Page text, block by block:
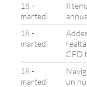
18 -
martedì
Il
18 -
martedì
CFD
18 -
martedì
un